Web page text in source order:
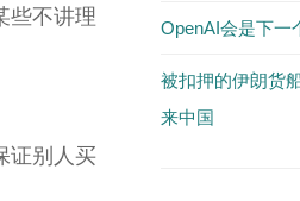
些不讲理
证别人买
OpenAI会是下一
被扣押的伊朗货
来中国